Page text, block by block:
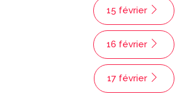
15 février
16 février
17 février